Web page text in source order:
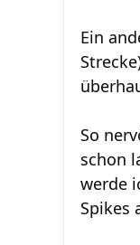
Ein
So
schon
werde
Spikes